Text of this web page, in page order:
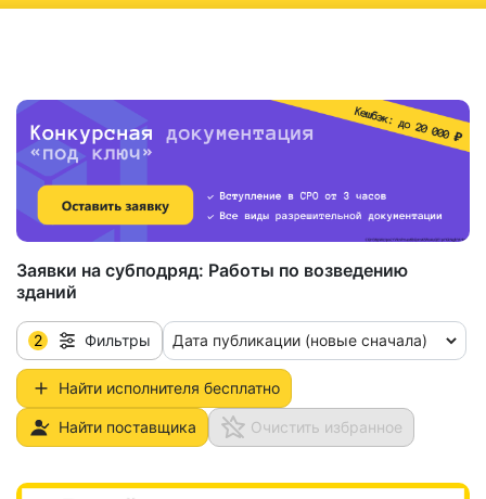
Заявки на субподряд: Работы по возведению
зданий
2 Фильтры Дата публикации (новые сначала)
Найти исполнителя бесплатно
Найти поставщика Очистить избранное